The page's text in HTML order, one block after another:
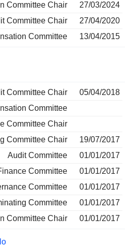
Committee Chair
27/03/2024
Committee Chair
27/04/2020
Committee
13/04/2015
Committee Chair
05/04/2018
Committee
Committee Chair
Committee Chair
19/07/2017
Audit Committee
01/01/2017
Committee
01/01/2017
Committee
01/01/2017
Committee
01/01/2017
Committee Chair
01/01/2017